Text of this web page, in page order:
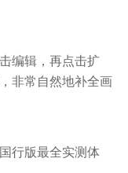
编辑，再点击扩
非常自然地补全画